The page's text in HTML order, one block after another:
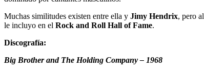
Muchas similitudes existen entre ella y Jimy Hendrix, pero
le incluyo en el Rock and Roll Hall of Fame.
Discografía:
Big Brother and The Holding Company – 1968